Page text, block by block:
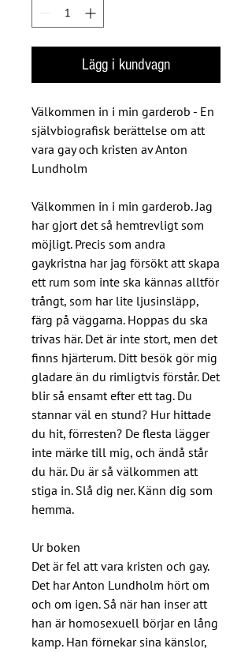
Lägg i kundvagn
Välkommen in i min garderob - En
självbiografisk berättelse om att
vara gay och kristen av Anton
Lundholm
Välkommen in i min garderob. Jag
har gjort det så hemtrevligt som
möjligt. Precis som andra
gaykristna har jag försökt att skapa
ett rum som inte ska kännas alltför
trångt, som har lite ljusinsläpp,
färg på väggarna. Hoppas du ska
trivas här. Det är inte stort, men det
finns hjärterum. Ditt besök gör mig
gladare än du rimligtvis förstår. Det
blir så ensamt efter ett tag. Du
stannar väl en stund? Hur hittade
du hit, förresten? De flesta lägger
inte märke till mig, och ändå står
du här. Du är så välkommen att
stiga in. Slå dig ner. Känn dig som
hemma.
Ur boken
Det är fel att vara kristen och gay.
Det har Anton Lundholm hört om
och om igen. Så när han inser att
han är homosexuell börjar en lång
kamp. Han förnekar sina känslor,